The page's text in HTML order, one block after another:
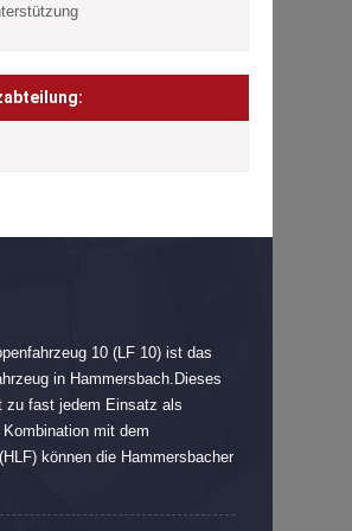
10 (LF 10) ist das
in Hammersbach.Dieses
zu fast jedem Einsatz als
mit dem
können die Hammersbacher